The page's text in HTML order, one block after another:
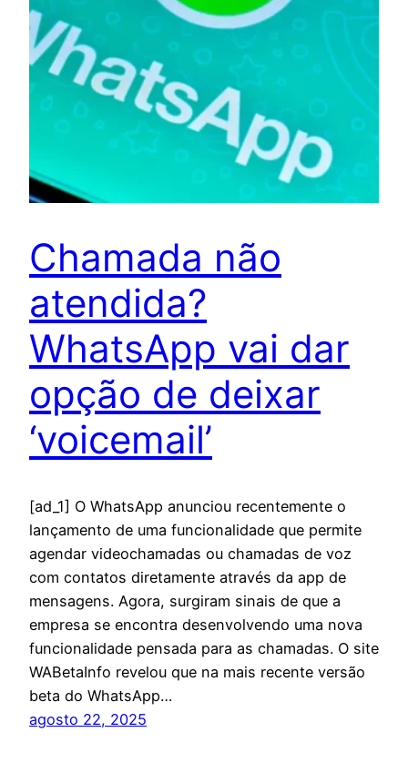
Chamada não
atendida?
WhatsApp vai dar
opção de deixar
‘voicemail’
[ad_1] O WhatsApp anunciou recentemente o
lançamento de uma funcionalidade que permite
agendar videochamadas ou chamadas de voz
com contatos diretamente através da app de
mensagens. Agora, surgiram sinais de que a
empresa se encontra desenvolvendo uma nova
funcionalidade pensada para as chamadas. O site
WABetaInfo revelou que na mais recente versão
beta do WhatsApp…
agosto 22, 2025